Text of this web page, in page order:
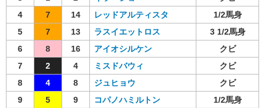
4
7 14 レッドアルティスタ
1/2馬身
5
7 13 ラスイエットロス
3 1/2馬身
6
8 16 アイオシルケン
クビ
7
2 4 ミスドバウィ
クビ
8
4 8 ジュヒョウ
クビ
9
5 9 コパノハミルトン
1/2馬身